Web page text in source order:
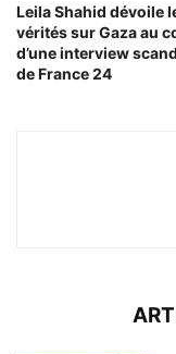
Leila Shahid dévoile
vérités sur Gaza au
d’une interview
de France 24